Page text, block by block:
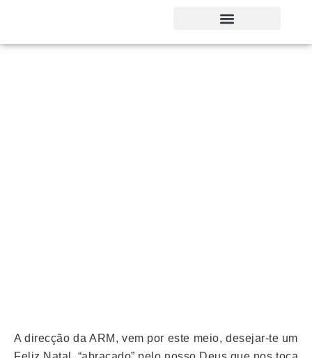
A direcção da ARM, vem por este meio, desejar-te um